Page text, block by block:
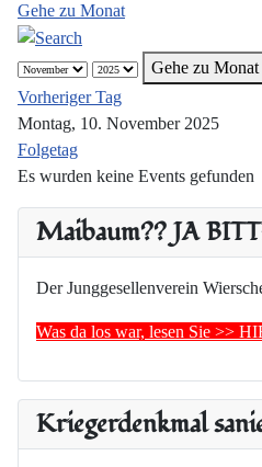
Maibaum?? JA
Der Junggesellenverein
Was da los war, lesen Sie >>
Kriegerdenkmal
Gehe zu Monat
Gehe zu Monat
Vorheriger Tag
Montag, 10. November 2025
Folgetag
Es wurden keine Events gefunden